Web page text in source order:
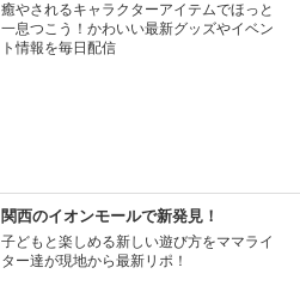
癒やされるキャラクターアイテムでほっと
一息つこう！かわいい最新グッズやイベン
ト情報を毎日配信
関西のイオンモールで新発見！
子どもと楽しめる新しい遊び方をママライ
ター達が現地から最新リポ！